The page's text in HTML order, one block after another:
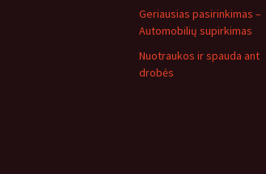
Geriausias pasirinkimas –
Automobilių supirkimas
Nuotraukos ir spauda ant
drobės